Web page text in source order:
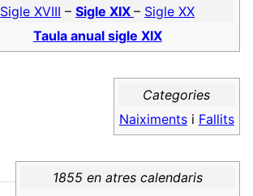
Sigle XVIII –Sigle XIX– Sigle XX
Taula anual sigle XIX
Categories
Naiximentsi Fallits
1855 en atres calendaris